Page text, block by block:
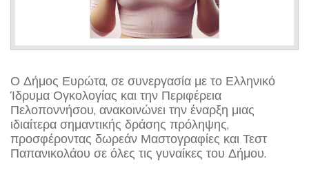
Ο Δήμος Ευρώτα, σε συνεργασία με το Ελληνικό
Ίδρυμα Ογκολογίας και την Περιφέρεια
Πελοποννήσου, ανακοινώνει την έναρξη μιας
ιδιαίτερα σημαντικής δράσης πρόληψης,
προσφέροντας δωρεάν Μαστογραφίες και Τεστ
Παπανικολάου σε όλες τις γυναίκες του Δήμου.